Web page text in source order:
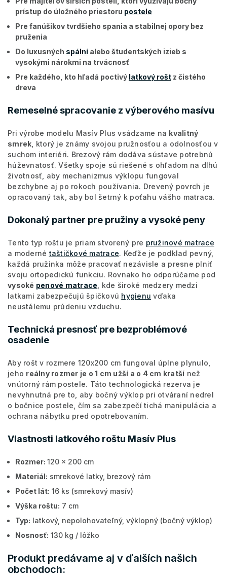
prístup do úložného priestoru postele
Pre fanúšikov tvrdšieho spania a stabilnej opory bez
pruženia
Do luxusných spální alebo študentských izieb s
vysokými nárokmi na trvácnosť
Pre každého, kto hľadá poctivý latkový rošt z čistého
dreva
Remeselné spracovanie z výberového masívu
Pri výrobe modelu Masív Plus vsádzame na kvalitný
smrek , ktorý je známy svojou pružnosťou a odolnosťou v
suchom interiéri. Brezový rám dodáva sústave potrebnú
húževnatosť. Všetky spoje sú riešené s ohľadom na dlhú
životnosť, aby mechanizmus výklopu fungoval
bezchybne aj po rokoch používania. Drevený povrch je
opracovaný tak, aby bol šetrný k poťahu vášho matraca.
Dokonalý partner pre pružiny a vysoké peny
Tento typ roštu je priam stvorený pre pružinové matrace
a modernétaštičkové matrace. Keďže je podklad pevný,
každá pružinka môže pracovať nezávisle a presne plniť
svoju ortopedickú funkciu. Rovnako ho odporúčame pod
vysoké penové matrace , kde široké medzery medzi
latkami zabezpečujú špičkovú hygienu vďaka
neustálemu prúdeniu vzduchu.
Technická presnosť pre bezproblémové
osadenie
Aby rošt v rozmere 120x200 cm fungoval úplne plynulo,
jeho reálny rozmer je o 1 cm užší a o 4 cm kratší než
vnútorný rám postele. Táto technologická rezerva je
nevyhnutná pre to, aby bočný výklop pri otváraní nedrel
o bočnice postele, čím sa zabezpečí tichá manipulácia a
ochrana nábytku pred opotrebovaním.
Vlastnosti latkového roštu Masív Plus
Rozmer: 120 x 200 cm
Materiál: smrekové latky, brezový rám
Počet lát: 16 ks (smrekový masív)
Výška roštu: 7 cm
Typ: latkový, nepolohovateľný, výklopný (bočný výklop)
Nosnosť: 130 kg / lôžko
Produkt predávame aj v ďalších našich
obchodoch: